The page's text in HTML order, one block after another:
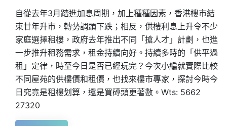
自從去年3月踏進加息周期，加上種種因素，香港樓市結
束廿年升市，轉勢調頭下跌；相反，供樓利息上升令不少
家庭選擇租樓，政府去年推出不同「搶人才」計劃，也進
一步推升租務需求，租金持續向好。持續多時的「供平過
租」定律，時至今日是否已經玩完？今次小編就實際比較
不同屋苑的供樓價和租價，也找來樓市專家，探討今時今
日究竟是租樓划算，還是買磚頭更著數。Wts: 5662
27320